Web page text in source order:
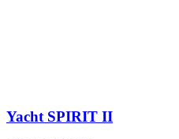
Yacht SPIRIT II